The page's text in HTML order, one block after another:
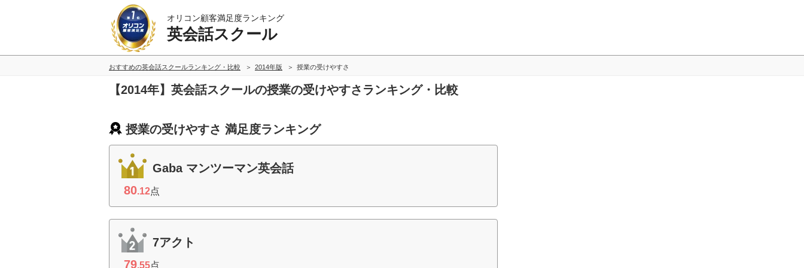
オリコン顧客満足度ランキング
英会話スクール
おすすめの英会話スクールランキング・比較 2014年版 授業の受けやすさ
【2014年】英会話スクールの授業の受けやすさランキング・比較
授業の受けやすさ 満足度ランキング
Gaba マンツーマン英会話
80.12点
7アクト
79.55点